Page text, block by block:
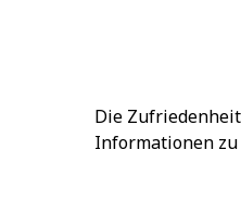
Die
Informationen